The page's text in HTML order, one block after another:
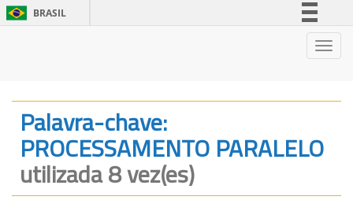
BRASIL
Canais
Palavra-chave:
PROCESSAMENTO PARALELO
utilizada 8 vez(es)